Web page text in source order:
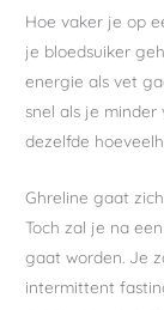
Hoe vaker je op
je bloedsuiker
energie als vet
snel als je minder
dezelfde
Ghreline gaat
Toch zal je na
gaat worden. Je
intermittent